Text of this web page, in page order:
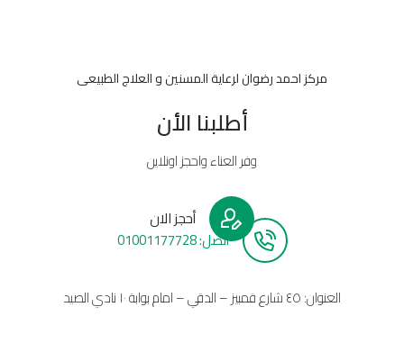
مركز احمد رضوان لرعاية المسنين و العلاج الطبيعى
أطلبنا الأن
وفر العناء واحجز اونلاين
أحجز الان
أتصل: 01001177728
العنوان: ٤٥ شارع قمبيز – الدقي – امام بوابة ١٠ نادي الصيد